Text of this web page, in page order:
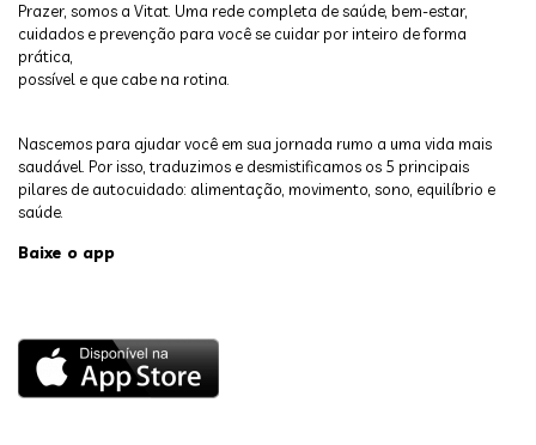
Prazer, somos a Vitat. Uma rede completa de saúde, bem-estar,
cuidados e prevenção para você se cuidar por inteiro de forma
prática,
possível e que cabe na rotina.
Nascemos para ajudar você em sua jornada rumo a uma vida mais
saudável. Por isso, traduzimos e desmistificamos os 5 principais
pilares de autocuidado: alimentação, movimento, sono, equilíbrio e
saúde.
Baixe o app